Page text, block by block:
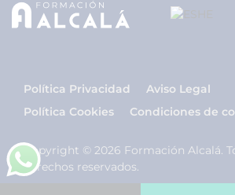
Política Privacidad
Aviso Legal
Política Cookies
Condiciones de
Copyright © 2026 Formación Alcalá.
derechos reservados.